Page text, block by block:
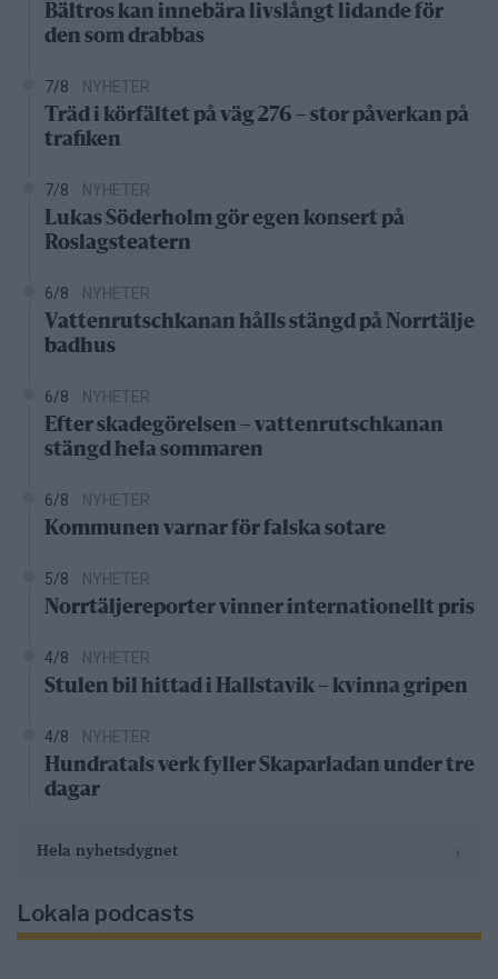
Bältros kan innebära livslångt lidande för
den som drabbas
7/8 NYHETER
Träd i körfältet på väg 276 – stor påverkan på
trafiken
7/8 NYHETER
Lukas Söderholm gör egen konsert på
Roslagsteatern
6/8 NYHETER
Vattenrutschkanan hålls stängd på Norrtälje
badhus
6/8 NYHETER
Efter skadegörelsen – vattenrutschkanan
stängd hela sommaren
6/8 NYHETER
Kommunen varnar för falska sotare
5/8 NYHETER
Norrtäljereporter vinner internationellt pris
4/8 NYHETER
Stulen bil hittad i Hallstavik – kvinna gripen
4/8 NYHETER
Hundratals verk fyller Skaparladan under tre
dagar
Hela nyhetsdygnet
Lokala podcasts